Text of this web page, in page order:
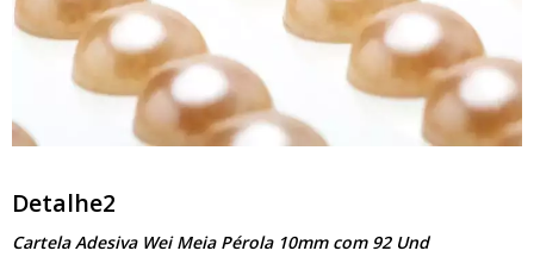
Detalhe2
Cartela Adesiva Wei Meia Pérola 10mm com 92 Und